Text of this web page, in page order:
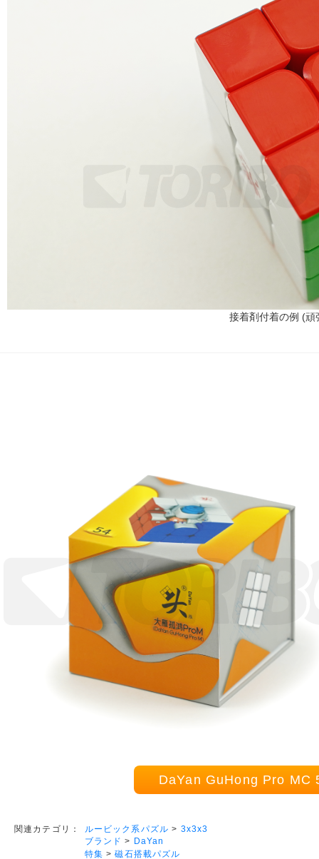
接着剤付着の例 (
DaYan GuHong Pro MC
関連カテゴリ： ルービック系パズル > 3x3x3
ブランド >
DaYan
特集 >磁石搭載パズル